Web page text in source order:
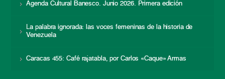
Agenda Cultural Banesco. Junio 2026. Primera edición
La palabra ignorada: las voces femeninas de la historia de
Venezuela
Caracas 455: Café rajatabla, por Carlos «Caque» Armas